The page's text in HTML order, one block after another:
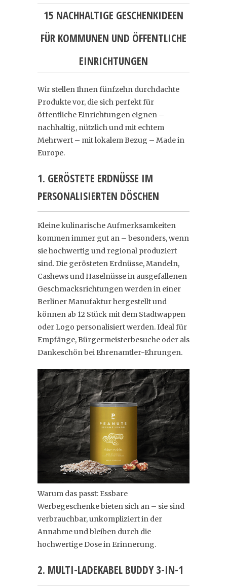
15 NACHHALTIGE GESCHENKIDEEN
FÜR KOMMUNEN UND ÖFFENTLICHE
EINRICHTUNGEN
Wir stellen Ihnen fünfzehn durchdachte
Produkte vor, die sich perfekt für
öffentliche Einrichtungen eignen –
nachhaltig, nützlich und mit echtem
Mehrwert – mit lokalem Bezug – Made in
Europe.
1. GERÖSTETE ERDNÜSSE IM
PERSONALISIERTEN DÖSCHEN
Kleine kulinarische Aufmerksamkeiten
kommen immer gut an – besonders, wenn
sie hochwertig und regional produziert
sind. Die gerösteten Erdnüsse, Mandeln,
Cashews und Haselnüsse in ausgefallenen
Geschmacksrichtungen werden in einer
Berliner Manufaktur hergestellt und
können ab 12 Stück mit dem Stadtwappen
oder Logo personalisiert werden. Ideal für
Empfänge, Bürgermeisterbesuche oder als
Dankeschön bei Ehrenamtler-Ehrungen.
Warum das passt: Essbare
Werbegeschenke bieten sich an – sie sind
verbrauchbar, unkompliziert in der
Annahme und bleiben durch die
hochwertige Dose in Erinnerung.
2. MULTI-LADEKABEL BUDDY 3-IN-1